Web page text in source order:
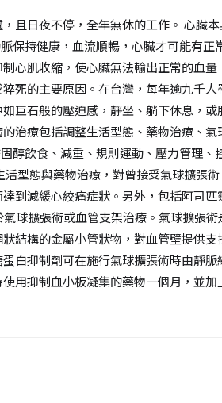
且日夜不停，全年無休的工作。 心臟
保持健康，血流順暢，心臟才可能有正
心肌收縮，使心臟無法輸出正常的血
死的主要原因。在台灣，每年逾九千
巨石般的壓迫感，靜坐、躺下休息，
治療包括調整生活型態、藥物治療、
醇飲食、減重、規則運動、壓力管理、
型態與藥物治療，對曾接受氣球擴張
到減緩心絞痛症狀。另外，包括阿司
球擴張術或血管支架治療。氣球擴張
結構的金屬小管狀物，對血管壁提供
白抑制劑可在施行氣球擴張術時由靜
用抑制血小板凝集的藥物一個月，並